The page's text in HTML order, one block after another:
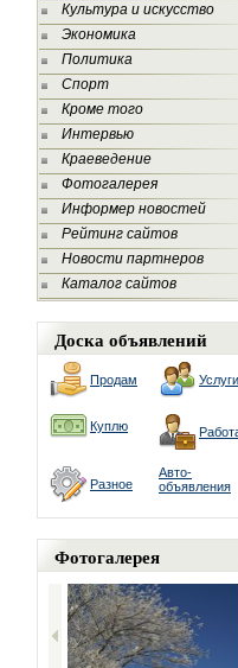
Культура и искусство
Экономика
Политика
Спорт
Кроме того
Интервью
Краеведение
Фотогалерея
Информер новостей
Рейтинг сайтов
Новости партнеров
Каталог сайтов
Доска объявлений
Продам Услуги
Куплю
Разное
Авто-
объявления
Фотогалерея